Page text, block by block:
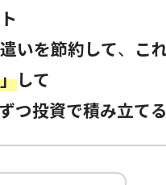
いを節約して、 こ
して
つ投資で積み立てる